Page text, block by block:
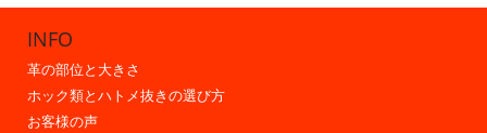
INFO
革の部位と大きさ
ホック類とハトメ抜きの選び方
お客様の声